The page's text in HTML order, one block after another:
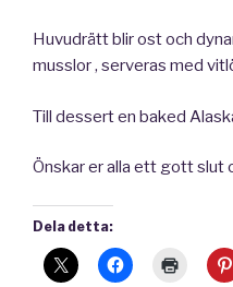
Huvudrätt blir ost och
musslor , serveras med
Till dessert en baked
Önskar er alla ett gott slut
Dela detta: